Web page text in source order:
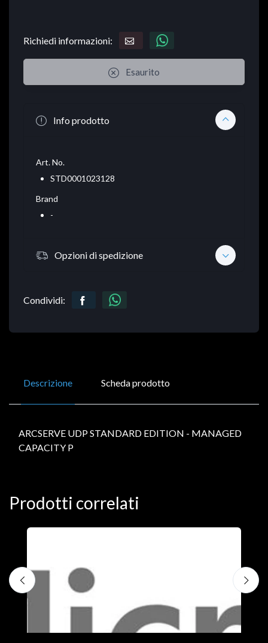
Richiedi informazioni:
Esaurito
Info prodotto
Art. No.
STD0001023128
Brand
-
Opzioni di spedizione
Condividi:
Descrizione Scheda prodotto
ARCSERVE UDP STANDARD EDITION - MANAGED
CAPACITY P
Prodotti correlati